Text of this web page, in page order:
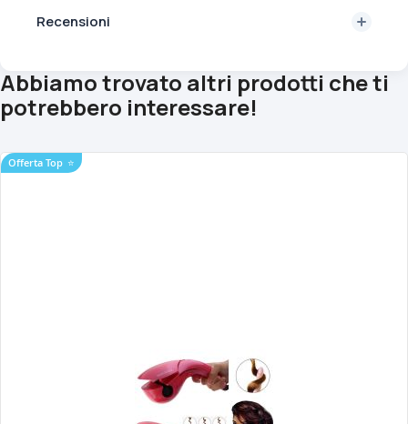
Recensioni
Abbiamo trovato altri prodotti che ti
potrebbero interessare!
Offerta Top ⭐